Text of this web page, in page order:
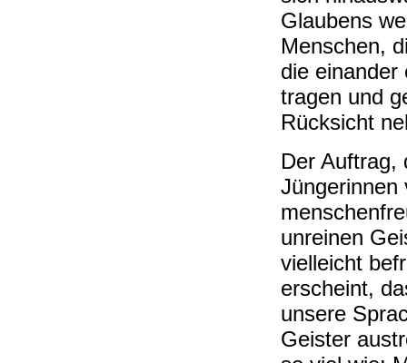
Glaubens
Menschen,
die einander
tragen und
Rücksicht
Der Auftrag,
Jüngerinnen
unreinen
vielleicht
erscheint,
unsere
Geister